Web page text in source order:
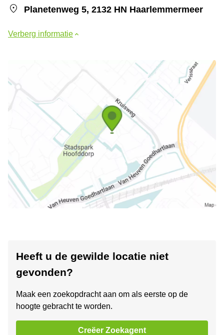
Planetenweg 5, 2132 HN Haarlemmermeer
Verberg informatie
Heeft u de gewilde locatie niet
gevonden?
Maak een zoekopdracht aan om als eerste op de
hoogte gebracht te worden.
Creëer Zoekagent